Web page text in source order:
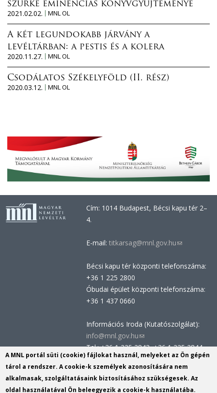
szürke eminenciás könyvgyűjteménye
2021.02.02.
MNL OL
A két legundokabb járvány a
levéltárban: a pestis és a kolera
2020.11.27.
MNL OL
Csodálatos Székelyföld (II. rész)
2020.03.12.
MNL OL
Cím: 1014 Budapest, Bécsi kapu tér 2–
4.
E-mail: titkarsag@mnl.gov.hu(link
e-
Bécsi kapu tér központi telefonszáma:
+36 1 225 2800
Óbudai épület központi telefonszáma:
+36 1 437 0660
Információs Iroda (Kutatószolgálat):
info@mnl.gov.hu(link
sends
e-
mail)
Tel.: +36 1 225 2843, +36 1 225 2844
Postacím: 1014 Budapest, Bécsi kapu
tér 2-4.
Felnőttképzési nyilvántartási szám:
A MNL portál süti (cookie) fájlokat használ, melyeket az Ön gépén
tárol a rendszer. A cookie-k személyek azonosítására nem
alkalmasak, szolgáltatásaink biztosításához szükségesek. Az
oldal használatával Ön beleegyezik a cookie-k használatába.